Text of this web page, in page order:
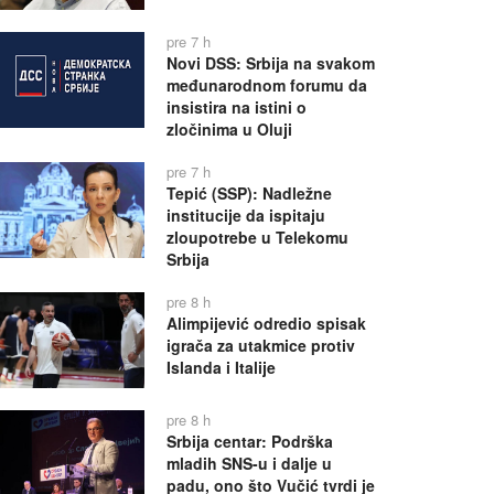
pre 7 h
Novi DSS: Srbija na svakom
međunarodnom forumu da
insistira na istini o
zločinima u Oluji
pre 7 h
Tepić (SSP): Nadležne
institucije da ispitaju
zloupotrebe u Telekomu
Srbija
pre 8 h
Alimpijević odredio spisak
igrača za utakmice protiv
Islanda i Italije
pre 8 h
Srbija centar: Podrška
mladih SNS-u i dalje u
padu, ono što Vučić tvrdi je